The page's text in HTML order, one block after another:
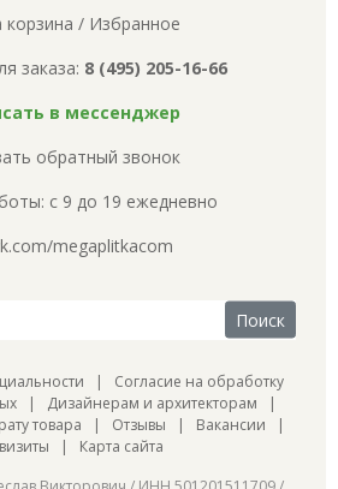
/ Избранное
заказа: 8 (495) 205-16-66
в мессенджер
обратный звонок
с 9 до 19 ежедневно
megaplitkacom
| Согласие на обработку
| Дизайнерам и архитекторам |
товара | Отзывы | Вакансии |
| Карта сайта